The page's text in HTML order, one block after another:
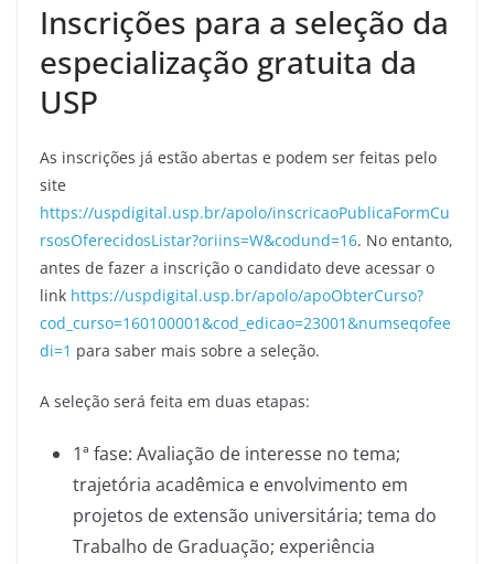
Inscrições para a seleção da
especialização gratuita da
USP
As inscrições já estão abertas e podem ser feitas pelo
site
https://uspdigital.usp.br/apolo/inscricaoPublicaFormCu
rsosOferecidosListar?oriins=W&codund=16. No entanto,
antes de fazer a inscrição o candidato deve acessar o
link https://uspdigital.usp.br/apolo/apoObterCurso?
cod_curso=160100001&cod_edicao=23001&numseqofee
di=1 para saber mais sobre a seleção.
A seleção será feita em duas etapas:
1ª fase: Avaliação de interesse no tema;
trajetória acadêmica e envolvimento em
projetos de extensão universitária; tema do
Trabalho de Graduação; experiência